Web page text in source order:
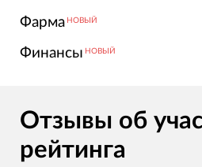
Фарма НОВЫЙ
Финансы НОВЫЙ
Отзывы об
рейтинга